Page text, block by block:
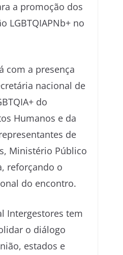
a promoção dos
LGBTQIAPNb+ no
com a presença
nacional de
do
Humanos e da
de
Ministério Público
reforçando o
do encontro.
Intergestores tem
o diálogo
estados e